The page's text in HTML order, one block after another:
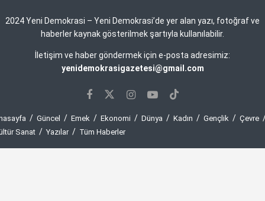
2024 Yeni Demokrasi – Yeni Demokrasi’de yer alan yazı, fotoğraf ve
haberler kaynak gösterilmek şartıyla kullanılabilir.
İletişim ve haber göndermek için e-posta adresimiz:
yenidemokrasigazetesi@gmail.com
Güncel Emek Ekonomi Dünya Kadın Gençlik
Çevre
Sanat
Yazılar Tüm Haberler